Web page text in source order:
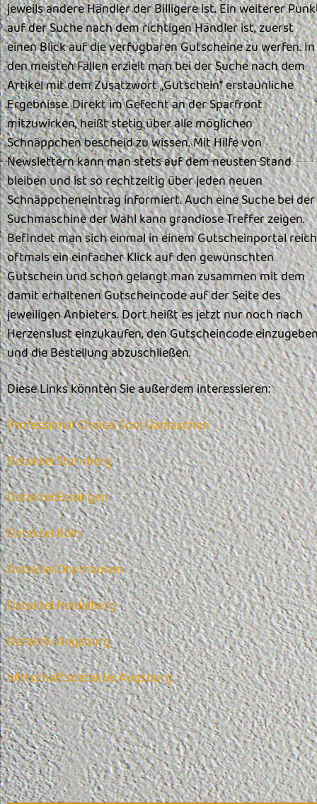
jeweils andere Händler der Billigere ist. Ein weiterer
auf der Suche nach dem richtigen Händler ist, zuerst
einen Blick auf die verfügbaren Gutscheine zu werfen. In
den meisten Fällen erzielt man bei der Suche nach dem
Artikel mit dem Zusatzwort „Gutschein“ erstaunliche
Ergebnisse. Direkt im Gefecht an der Sparfront
mitzuwirken, heißt stetig über alle möglichen
Schnäppchen bescheid zu wissen. Mit Hilfe von
Newslettern kann man stets auf dem neusten Stand
bleiben und ist so rechtzeitig über jeden neuen
Schnäppcheneintrag informiert. Auch eine Suche bei der
Suchmaschine der Wahl kann grandiose Treffer zeigen.
Befindet man sich einmal in einem Gutscheinportal
oftmals ein einfacher Klick auf den gewünschten
Gutschein und schon gelangt man zusammen mit dem
damit erhaltenen Gutscheincode auf der Seite des
jeweiligen Anbieters. Dort heißt es jetzt nur noch nach
Herzenslust einzukaufen, den Gutscheincode
und die Bestellung abzuschließen.
Diese Links könnten Sie außerdem interessieren:
Professional Choice Cool Gamaschen
Detektei Starnberg
Detektei Esslingen
Detektei Köln
Detektei Oberhausen
Detektei Heidelberg
Detektiv Augsburg
Wirtschaftsdetektei Augsburg